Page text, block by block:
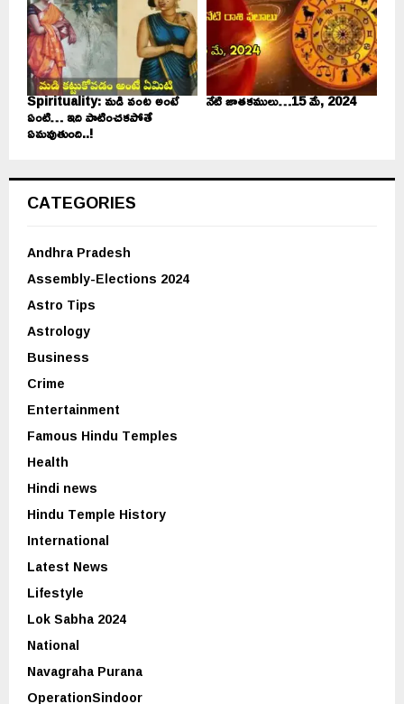
Spirituality: మడి వంట అంటే
ఏంటి… ఇది పాటించకపోతే
ఏమవుతుంది..!
నేటి జాతకములు…15 మే, 2024
CATEGORIES
Andhra Pradesh
Assembly-Elections 2024
Astro Tips
Astrology
Business
Crime
Entertainment
Famous Hindu Temples
Health
Hindi news
Hindu Temple History
International
Latest News
Lifestyle
Lok Sabha 2024
National
Navagraha Purana
OperationSindoor